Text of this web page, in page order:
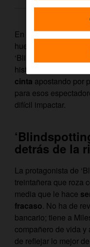
En 2018, Rafael
hueco en el circuito
‘Blindspotting’.
historia
cinta apostando por
para esos
difícil impactar.
detrás de la
La protagonista de
treintañera que roza
media que le hace
fracaso. No ha de
bancario; tiene a
compañero de vida
de reflejar lo mejor